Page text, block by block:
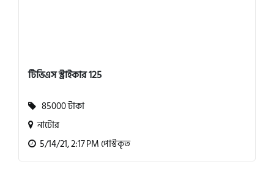
টিভিএস স্ট্রাইকার 125
85000 টাকা
নাটোর
5/14/21, 2:17 PM পোস্টকৃত